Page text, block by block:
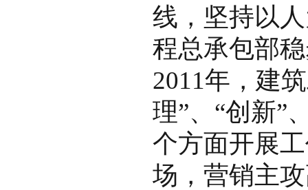
线，坚持以
程总承包部
2011年，建
理”、“创新”
个方面开展
场，营销主